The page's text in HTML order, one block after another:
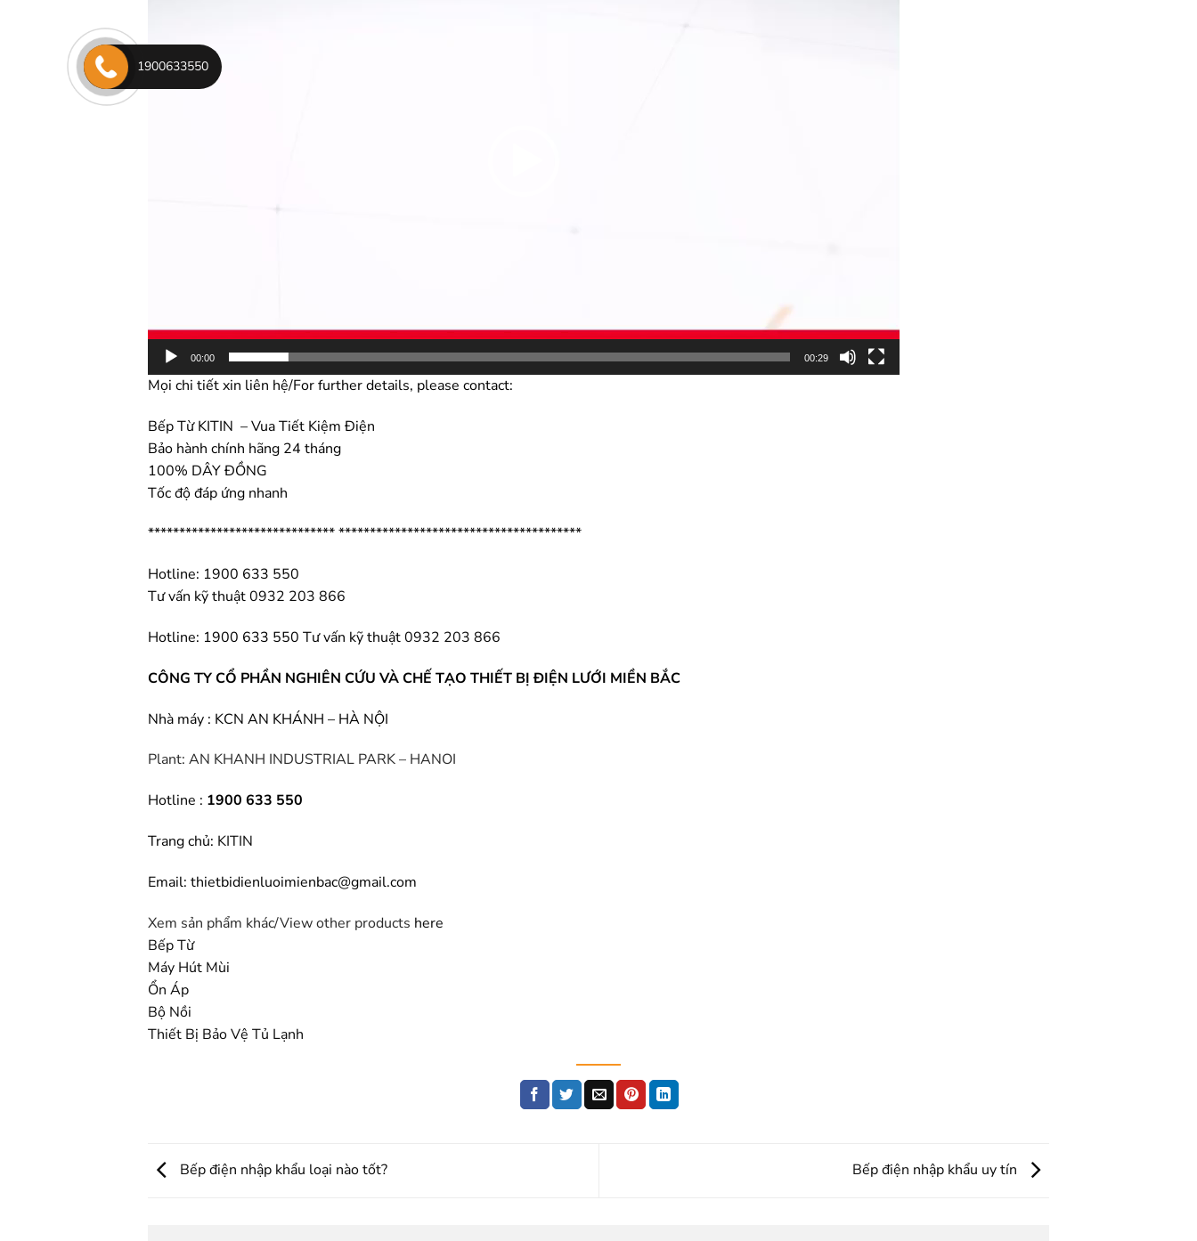
00:00 00:29
Mọi chi tiết xin liên hệ/For further details, please contact:
Bếp Từ KITIN – Vua Tiết Kiệm Điện
Bảo hành chính hãng 24 tháng
100% DÂY ĐỒNG
Tốc độ đáp ứng nhanh
****************************** ***************************************
Hotline: 1900 633 550
Tư vấn kỹ thuật0932 203 866
Hotline: 1900 633 550Tư vấn kỹ thuật0932 203 866
CÔNG TY CỔ PHẦN NGHIÊN CỨU VÀ CHẾ TẠO THIẾT BỊ ĐIỆN LƯỚI MIỀN BẮC
Nhà máy : KCN AN KHÁNH – HÀ NỘI
Plant: AN KHANH INDUSTRIAL PARK – HANOI
Hotline : 1900 633 550
Trang chủ: KITIN
Email: thietbidienluoimienbac@gmail.com
Xem sản phẩm khác/View other products here
Bếp Từ
Máy Hút Mùi
Ổn Áp
Bộ Nồi
Thiết Bị Bảo Vệ Tủ Lạnh
Bếp điện nhập khẩu loại nào tốt? Bếp điện nhập khẩu uy tín
1900633550